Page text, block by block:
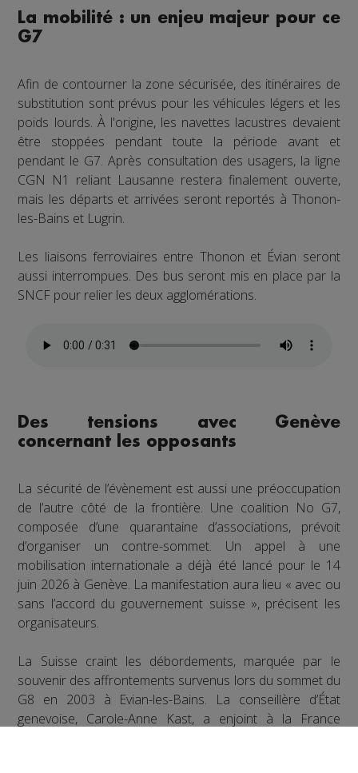
La mobilité : un enjeu majeur pour ce
G7
Afin de contourner la zone sécurisée, des itinéraires de
substitution sont prévus pour les véhicules légers et les
poids lourds. À l'origine, les navettes lacustres devaient
être stoppées pendant toute la période avant et
pendant le G7. Après consultation des usagers, la ligne
CGN N1 reliant Lausanne restera finalement ouverte,
mais les départs et arrivées seront reportés à Thonon-
les-Bains et Lugrin.
Les liaisons ferroviaires entre Thonon et Évian seront
aussi interrompues. Des bus seront mis en place par la
SNCF pour relier les deux agglomérations.
Des tensions avec Genève
concernant les opposants
La sécurité de l’évènement est aussi une préoccupation
de l’autre côté de la frontière. Une coalition No G7,
composée d’une quarantaine d’associations, prévoit
d’organiser un contre-sommet. Un appel à une
mobilisation internationale a déjà été lancé pour le 14
juin 2026 à Genève. La manifestation aura lieu « avec ou
sans l’accord du gouvernement suisse », précisent les
organisateurs.
La Suisse craint les débordements, marquée par le
souvenir des affrontements survenus lors du sommet du
G8 en 2003 à Evian-les-Bains. La conseillère d’État
genevoise, Carole-Anne Kast, a enjoint à la France